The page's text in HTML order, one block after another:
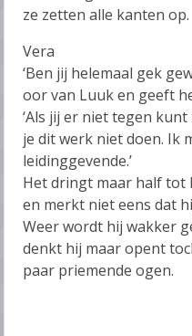
ze zetten alle kanten op.
Vera
‘Ben jij helemaal gek
oor van Luuk en geeft
‘Als jij er niet tegen
je dit werk niet doen. Ik
leidinggevende.’
Het dringt maar half tot
en merkt niet eens dat
Weer wordt hij wakker
denkt hij maar opent
paar priemende ogen.